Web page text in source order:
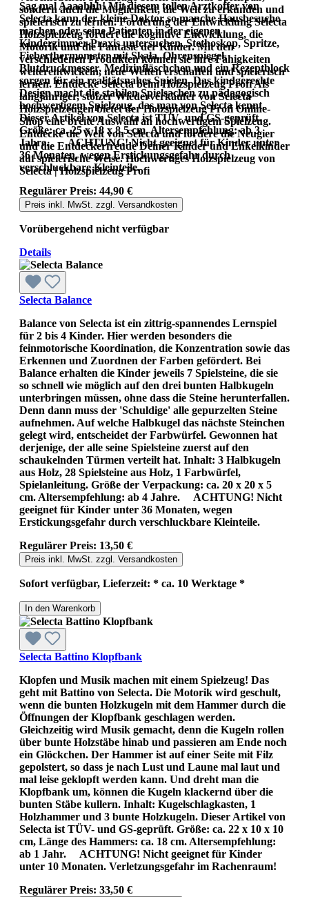
sondern auch die Möglichkeit, die Welt zu erkunden und
spielerisch zu lernen. Förderung der Entwicklung Selecta
Holzspielzeug fördert die kognitive Entwicklung, die
Motorik und die Fantasie der Kinder. Mit den
verschiedenen Produkten können sie ihre Fähigkeiten
weiterentwickeln, neue Welten erschaffen und spielerisch
lernen. Entdecke Selecta beim Holzspielzeug Profi Als
langjähriger, stolzer Wiederverkäufer von Selecta
Holzspielzeugen bietet der Holzspielzeug Profi Online-
Shop eine breite Auswahl an hochwertigem Spielzeug.
Entdecke die Welt von Selecta und fördere die Neugier
und die Entdeckerfreude Deiner Kinder und Enkelkinder
auf spielerische Weise. Hochwertiges Holzspielzeug von
Selecta | Holzspielzeug Profi
Sag mal Aaaahhh! Mit diesem tollen Arztkoffer von
Selecta kann der kleine Doktor so manche Hausbesuche
machen oder seine Patienten in der eigenen
Kinderzimmer-Praxis untersuchen. Stethoskop, Spritze,
Fieberthermometer mit Skala, Ohrenspiegel,
Blutdruckmesser, Medizinfläschchen und ein Rezeptblock
sorgen für ein realitätsnahes Spielen. Das kindgerechte
Design macht die stabilen Spielsachen zu pädagogisch
hochwertigem Spielzeug, das man von Selecta kennt.
Dieser Artikel von Selecta ist TÜV- und GS-geprüft.
Größe: ca. 25 x 18 x 8,5 cm. Altersempfehlung: ab 3
Jahre. ACHTUNG! Nicht geeignet für Kinder unter
36 Monaten, wegen Erstickungsgefahr durch
verschluckbare Kleinteile.
Regulärer Preis: 44,90 €
Preis inkl. MwSt. zzgl. Versandkosten
Vorübergehend nicht verfügbar
Details
Selecta Balance
Balance von Selecta ist ein zittrig-spannendes Lernspiel
für 2 bis 4 Kinder. Hier werden besonders die
feinmotorische Koordination, die Konzentration sowie das
Erkennen und Zuordnen der Farben gefördert. Bei
Balance erhalten die Kinder jeweils 7 Spielsteine, die sie
so schnell wie möglich auf den drei bunten Halbkugeln
unterbringen müssen, ohne dass die Steine herunterfallen.
Denn dann muss der 'Schuldige' alle gepurzelten Steine
aufnehmen. Auf welche Halbkugel das nächste Steinchen
gelegt wird, entscheidet der Farbwürfel. Gewonnen hat
derjenige, der alle seine Spielsteine zuerst auf den
schaukelnden Türmen verteilt hat. Inhalt: 3 Halbkugeln
aus Holz, 28 Spielsteine aus Holz, 1 Farbwürfel,
Spielanleitung. Größe der Verpackung: ca. 20 x 20 x 5
cm. Altersempfehlung: ab 4 Jahre. ACHTUNG! Nicht
geeignet für Kinder unter 36 Monaten, wegen
Erstickungsgefahr durch verschluckbare Kleinteile.
Regulärer Preis: 13,50 €
Preis inkl. MwSt. zzgl. Versandkosten
Sofort verfügbar, Lieferzeit: * ca. 10 Werktage *
In den Warenkorb
Selecta Battino Klopfbank
Klopfen und Musik machen mit einem Spielzeug! Das
geht mit Battino von Selecta. Die Motorik wird geschult,
wenn die bunten Holzkugeln mit dem Hammer durch die
Öffnungen der Klopfbank geschlagen werden.
Gleichzeitig wird Musik gemacht, denn die Kugeln rollen
über bunte Holzstäbe hinab und passieren am Ende noch
ein Glöckchen. Der Hammer ist auf einer Seite mit Filz
gepolstert, so dass je nach Lust und Laune mal laut und
mal leise geklopft werden kann. Und dreht man die
Klopfbank um, können die Kugeln klackernd über die
bunten Stäbe kullern. Inhalt: Kugelschlagkasten, 1
Holzhammer und 3 bunte Holzkugeln. Dieser Artikel von
Selecta ist TÜV- und GS-geprüft. Größe: ca. 22 x 10 x 10
cm, Länge des Hammers: ca. 18 cm. Altersempfehlung:
ab 1 Jahr. ACHTUNG! Nicht geeignet für Kinder
unter 10 Monaten. Verletzungsgefahr im Rachenraum!
Regulärer Preis: 33,50 €